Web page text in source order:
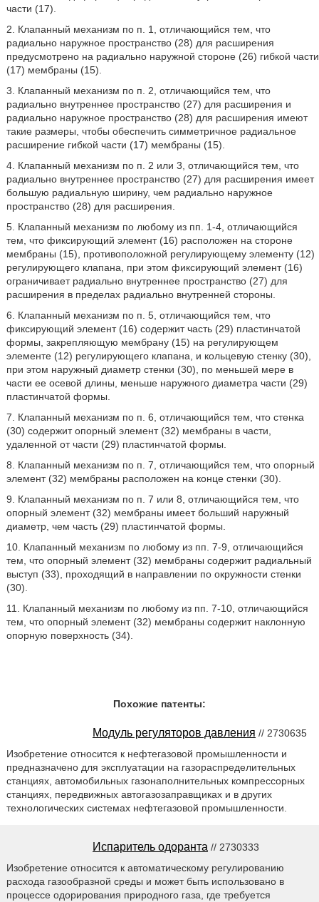
части (17).
2. Клапанный механизм по п. 1, отличающийся тем, что
радиально наружное пространство (28) для расширения
предусмотрено на радиально наружной стороне (26) гибкой части
(17) мембраны (15).
3. Клапанный механизм по п. 2, отличающийся тем, что
радиально внутреннее пространство (27) для расширения и
радиально наружное пространство (28) для расширения имеют
такие размеры, чтобы обеспечить симметричное радиальное
расширение гибкой части (17) мембраны (15).
4. Клапанный механизм по п. 2 или 3, отличающийся тем, что
радиально внутреннее пространство (27) для расширения имеет
большую радиальную ширину, чем радиально наружное
пространство (28) для расширения.
5. Клапанный механизм по любому из пп. 1-4, отличающийся
тем, что фиксирующий элемент (16) расположен на стороне
мембраны (15), противоположной регулирующему элементу (12)
регулирующего клапана, при этом фиксирующий элемент (16)
ограничивает радиально внутреннее пространство (27) для
расширения в пределах радиально внутренней стороны.
6. Клапанный механизм по п. 5, отличающийся тем, что
фиксирующий элемент (16) содержит часть (29) пластинчатой
формы, закрепляющую мембрану (15) на регулирующем
элементе (12) регулирующего клапана, и кольцевую стенку (30),
при этом наружный диаметр стенки (30), по меньшей мере в
части ее осевой длины, меньше наружного диаметра части (29)
пластинчатой формы.
7. Клапанный механизм по п. 6, отличающийся тем, что стенка
(30) содержит опорный элемент (32) мембраны в части,
удаленной от части (29) пластинчатой формы.
8. Клапанный механизм по п. 7, отличающийся тем, что опорный
элемент (32) мембраны расположен на конце стенки (30).
9. Клапанный механизм по п. 7 или 8, отличающийся тем, что
опорный элемент (32) мембраны имеет больший наружный
диаметр, чем часть (29) пластинчатой формы.
10. Клапанный механизм по любому из пп. 7-9, отличающийся
тем, что опорный элемент (32) мембраны содержит радиальный
выступ (33), проходящий в направлении по окружности стенки
(30).
11. Клапанный механизм по любому из пп. 7-10, отличающийся
тем, что опорный элемент (32) мембраны содержит наклонную
опорную поверхность (34).
Похожие патенты:
Модуль регуляторов давления // 2730635
Изобретение относится к нефтегазовой промышленности и
предназначено для эксплуатации на газораспределительных
станциях, автомобильных газонаполнительных компрессорных
станциях, передвижных автогазозаправщиках и в других
технологических системах нефтегазовой промышленности.
Испаритель одоранта // 2730333
Изобретение относится к автоматическому регулированию
расхода газообразной среды и может быть использовано в
процессе одорирования природного газа, где требуется